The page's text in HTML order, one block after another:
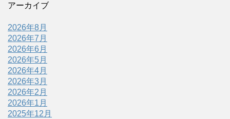
アーカイブ
2026年8月
2026年7月
2026年6月
2026年5月
2026年4月
2026年3月
2026年2月
2026年1月
2025年12月